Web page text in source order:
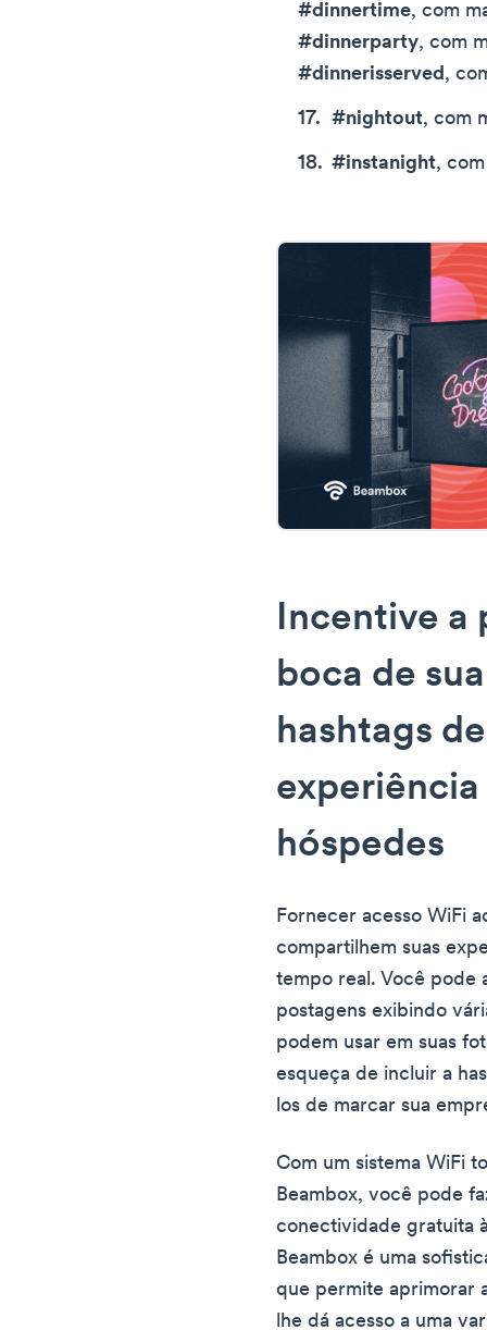
#dinnertime, com
#dinnerparty, com
#dinnerisserved,
#nightout, com
#instanight,
Incentive a
boca de
hashtags
experiência
hóspedes
Fornecer acesso WiFi
compartilhem suas
tempo real. Você pode
postagens exibindo
podem usar em suas
esqueça de incluir a
los de marcar sua
Com um sistema WiFi
Beambox, você pode
conectividade gratuita
Beambox é uma
que permite aprimorar
lhe dá acesso a uma